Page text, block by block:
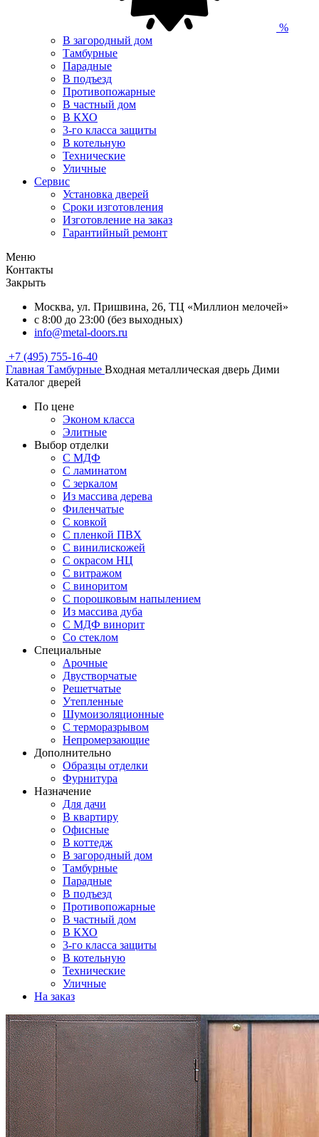
%
В загородный дом
Тамбурные
Парадные
В подъезд
Противопожарные
В частный дом
В КХО
3-го класса защиты
В котельную
Технические
Уличные
Сервис
Установка дверей
Сроки изготовления
Изготовление на заказ
Гарантийный ремонт
Меню
Контакты
Закрыть
Москва, ул. Пришвина, 26, ТЦ «Миллион мелочей»
с 8:00 до 23:00 (без выходных)
info@metal-doors.ru
+7 (495) 755-16-40
Главная Тамбурные Входная металлическая дверь Дими
Каталог дверей
По цене
Эконом класса
Элитные
Выбор отделки
С МДФ
С ламинатом
С зеркалом
Из массива дерева
Филенчатые
С ковкой
С пленкой ПВХ
С винилискожей
С окрасом НЦ
С витражом
С виноритом
С порошковым напылением
Из массива дуба
С МДФ винорит
Со стеклом
Специальные
Арочные
Двустворчатые
Решетчатые
Утепленные
Шумоизоляционные
С терморазрывом
Непромерзающие
Дополнительно
Образцы отделки
Фурнитура
Назначение
Для дачи
В квартиру
Офисные
В коттедж
В загородный дом
Тамбурные
Парадные
В подъезд
Противопожарные
В частный дом
В КХО
3-го класса защиты
В котельную
Технические
Уличные
На заказ